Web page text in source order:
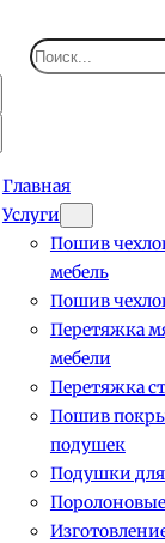
Поиск
Главная
Услуги
Пошив
мебель
Пошив
Перетяжка
мебели
Перетяжка
Пошив
подушек
Подушки